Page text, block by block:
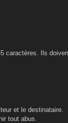
caractères. Ils
et le destinataire.
tout abus.